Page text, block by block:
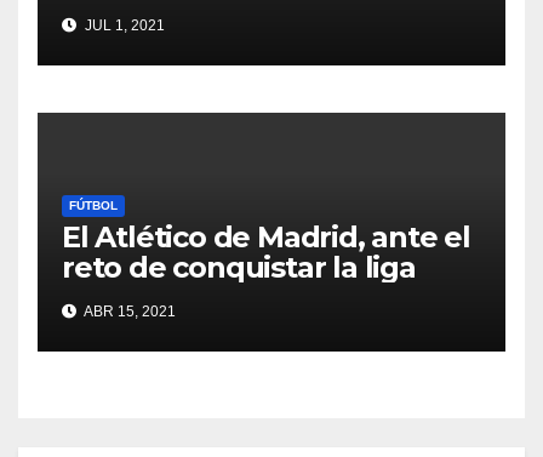
JUL 1, 2021
FÚTBOL
El Atlético de Madrid, ante el
reto de conquistar la liga
ABR 15, 2021